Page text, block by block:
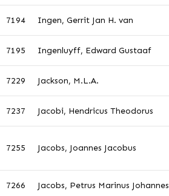
7194 Ingen, Gerrit Jan H. van
7195 Ingenluyff, Edward Gustaaf
7229 Jackson, M.L.A.
7237 Jacobi, Hendricus Theodorus
7255 Jacobs, Joannes Jacobus
7266 Jacobs, Petrus Marinus Johannes